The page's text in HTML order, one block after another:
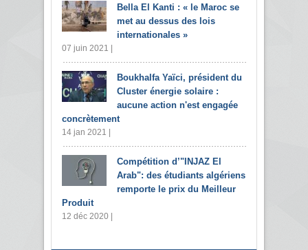
Bella El Kanti : « le Maroc se
met au dessus des lois
internationales »
07 juin 2021 |
Boukhalfa Yaïci, président du
Cluster énergie solaire :
aucune action n'est engagée
concrètement
14 jan 2021 |
Compétition d’"INJAZ El
Arab": des étudiants algériens
remporte le prix du Meilleur
Produit
12 déc 2020 |